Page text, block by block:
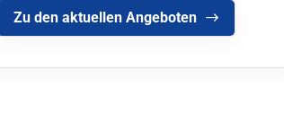
Zu den aktuellen Angeboten